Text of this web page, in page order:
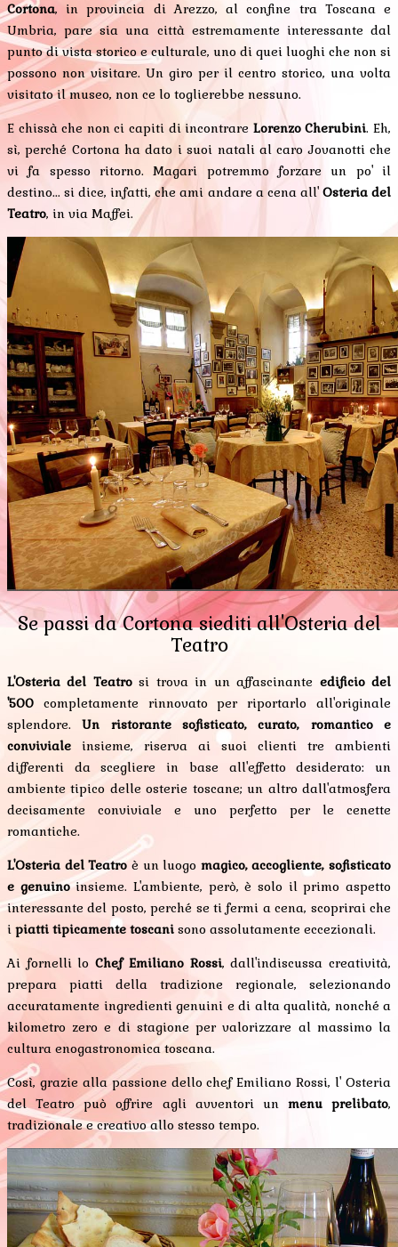
Cortona, in provincia di Arezzo, al confine tra Toscana e
Umbria, pare sia una città estremamente interessante dal
punto di vista storico e culturale, uno di quei luoghi che non si
possono non visitare. Un giro per il centro storico, una volta
visitato il museo, non ce lo toglierebbe nessuno.
E chissà che non ci capiti di incontrare Lorenzo Cherubini. Eh,
sì, perché Cortona ha dato i suoi natali al caro Jovanotti che
vi fa spesso ritorno. Magari potremmo forzare un po' il
destino... si dice, infatti, che ami andare a cena all' Osteria del
Teatro, in via Maffei.
Se passi da Cortona siediti all'Osteria del
Teatro
L'Osteria del Teatrosi trova in un affascinante edificio del
'500 completamente rinnovato per riportarlo all'originale
splendore.Un ristorante sofisticato, curato, romantico e
conviviale insieme, riserva ai suoi clienti tre ambienti
differenti da scegliere in base all'effetto desiderato: un
ambiente tipico delle osterie toscane; un altro dall'atmosfera
decisamente conviviale e uno perfetto per le cenette
romantiche.
L'Osteria del Teatro è un luogo magico, accogliente, sofisticato
e genuinoinsieme. L'ambiente, però, è solo il primo aspetto
interessante del posto, perché se ti fermi a cena, scoprirai che
i piatti tipicamente toscani sono assolutamente eccezionali.
Ai fornelli loChef Emiliano Rossi, dall'indiscussa creatività,
prepara piatti della tradizione regionale, selezionando
accuratamente ingredienti genuini e di alta qualità, nonché a
kilometro zero e di stagione per valorizzare al massimo la
cultura enogastronomica toscana.
Così, grazie alla passione dello chef Emiliano Rossi, l' Osteria
del Teatro può offrire agli avventori un menu prelibato,
tradizionale e creativo allo stesso tempo.